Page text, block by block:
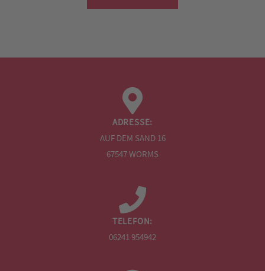
ADRESSE:
AUF DEM SAND 16
67547 WORMS
TELEFON:
06241 954942